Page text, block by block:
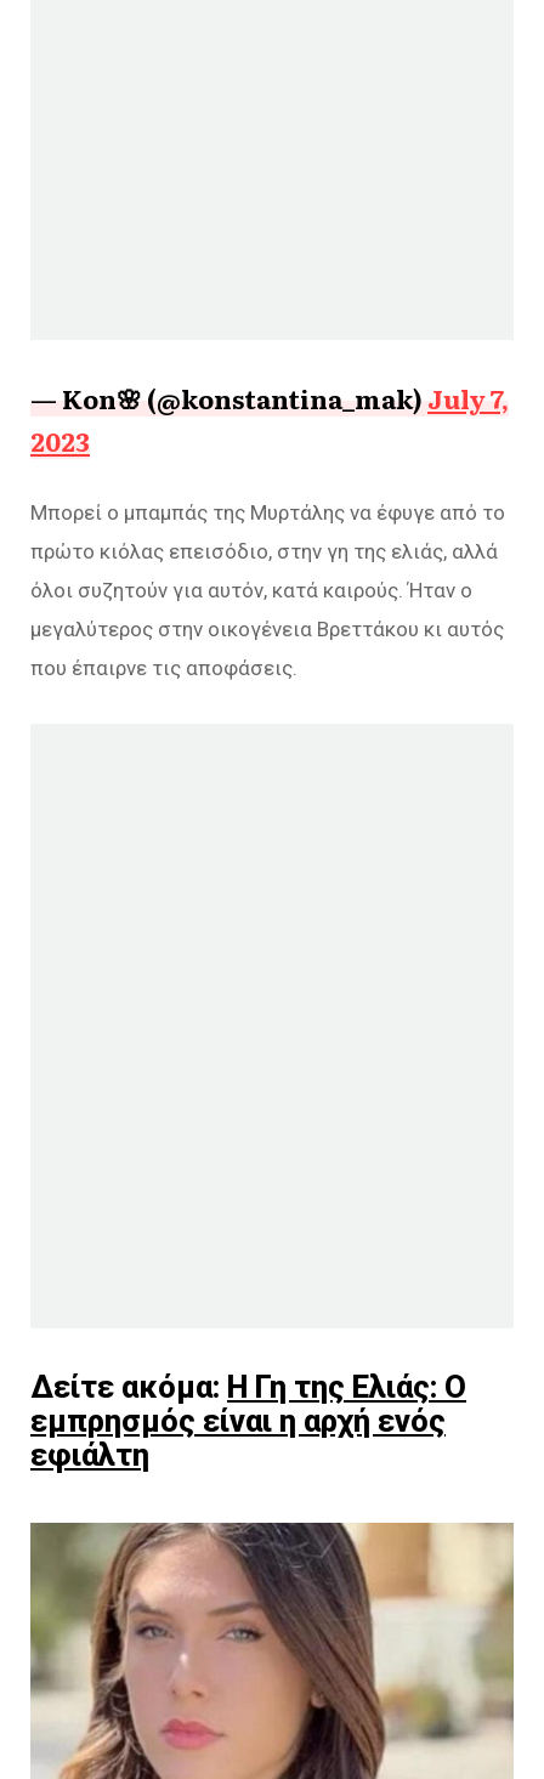
— Kon🌸 (@konstantina_mak)July 7,
2023
Μπορεί ο μπαμπάς της Μυρτάλης να έφυγε από το
πρώτο κιόλας επεισόδιο, στην γη της ελιάς, αλλά
όλοι συζητούν για αυτόν, κατά καιρούς. Ήταν ο
μεγαλύτερος στην οικογένεια Βρεττάκου κι αυτός
που έπαιρνε τις αποφάσεις.
Δείτε ακόμα: Η Γη της Ελιάς: O
εμπρησμός είναι η αρχή ενός
εφιάλτη